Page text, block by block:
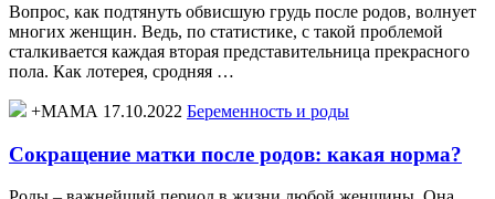
Вопрос, как подтянуть обвисшую грудь после родов, волнует
многих женщин. Ведь, по статистике, с такой проблемой
сталкивается каждая вторая представительница прекрасного
пола. Как лотерея, сродняя …
+МАМА 17.10.2022 Беременность и роды
Сокращение матки после родов: какая норма?